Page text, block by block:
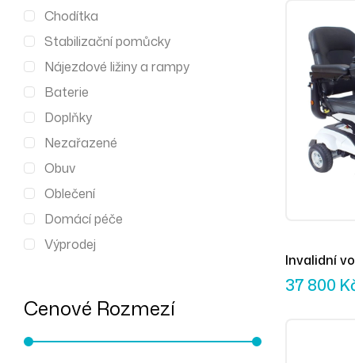
Invalidní
37 800
Chodítka
Stabilizační pomůcky
Nájezdové ližiny a rampy
Baterie
Doplňky
Nezařazené
Obuv
Oblečení
Domácí péče
Výprodej
Cenové Rozmezí